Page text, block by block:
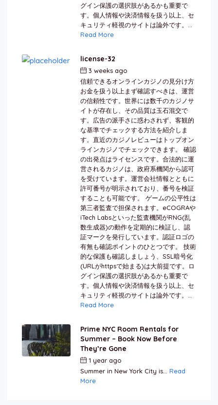
グイン保護の選択肢があるかも重要で
す。個人情報や決済情報を扱う以上、セ
キュリティ軽視のサイトは論外です。...
Read More
license-32
3 weeks ago
信頼できるオンラインカジノの見分け方
お金を扱う以上まず確認すべきは、運営
の信頼性です。世界には数千のカジノサ
イトが存在し、その品質は玉石混交で
す。広告の派手さに惑わされず、客観的
な基準でチェックする方法を紹介しま
す。直近のカジノレビューはトップオン
ラインカジノでチェックできます。 確認
の出発点はライセンスです。合法的に運
営されるカジノは、政府系機関から認可
を受けています。運営会社情報とともに
許可番号が明示されており、番号を検証
することも可能です。 ゲームの公平性は
第三者監査で担保されます。eCOGRAや
iTech Labsといった監査機関がRNG(乱
数生成器)の動作を定期的に検証し、認
証マークを発行しています。認証ロゴの
有無も確認ポイントのひとつです。 技術
的な保護も確認しましょう、SSL暗号化
(URLがhttpsで始まる)は大前提です。ロ
グイン保護の選択肢があるかも重要で
す。個人情報や決済情報を扱う以上、セ
キュリティ軽視のサイトは論外です。...
Read More
Prime NYC Room Rentals for
Summer – Book Now Before
They’re Gone
1 year ago
Summer in New York City is... Read
More